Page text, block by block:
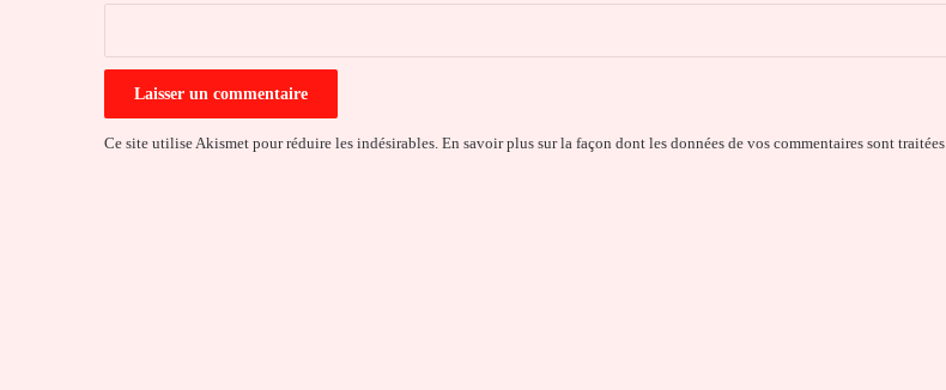
Ce site utilise Akismet pour réduire les indésirables. En savoir plus sur la façon dont les données de vos commentaires sont traitées